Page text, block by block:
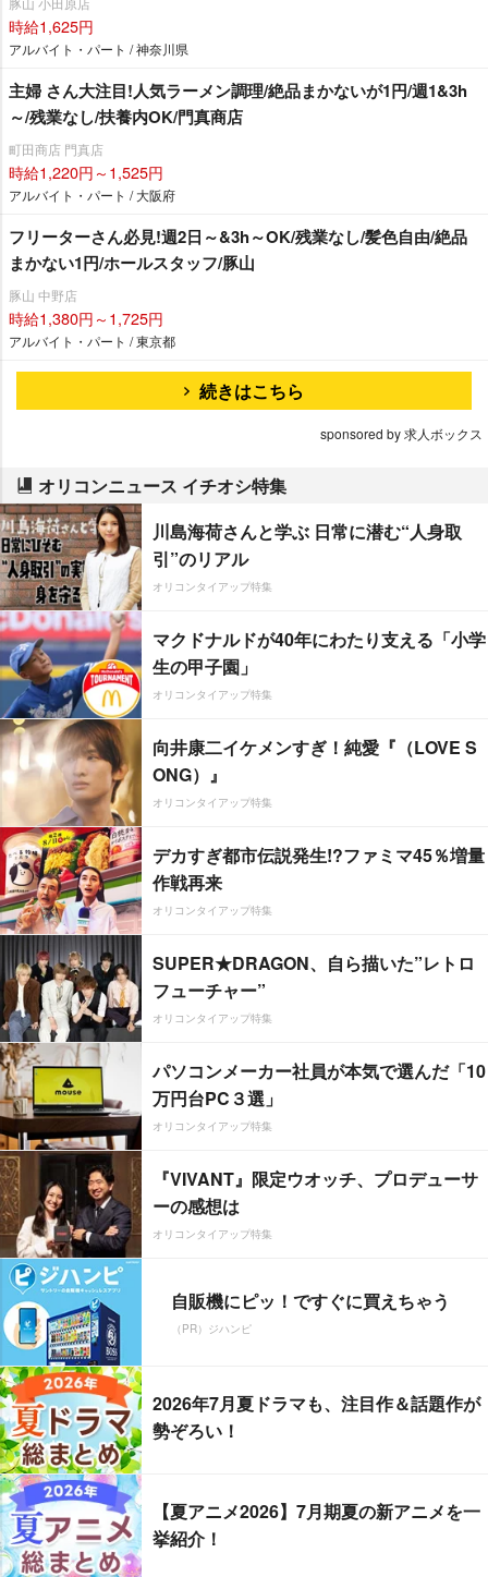
時給1,625円
アルバイト・パート / 神奈川県
主婦 さん大注目!人気ラーメン調理/絶品まかないが1円/週1&3h
～/残業なし/扶養内OK/門真商店
町田商店 門真店
時給1,220円～1,525円
アルバイト・パート / 大阪府
フリーターさん必見!週2日～&3h～OK/残業なし/髪色自由/絶品
まかない1円/ホールスタッフ/豚山
豚山 中野店
時給1,380円～1,725円
アルバイト・パート / 東京都
続きはこちら
sponsored by 求人ボックス
オリコンニュース イチオシ特集
川島海荷さんと学ぶ 日常に潜む“人身取
引”のリアル
オリコンタイアップ特集
マクドナルドが40年にわたり支える「小学
生の甲子園」
オリコンタイアップ特集
向井康二イケメンすぎ！純愛『（LOVE S
ONG）』
オリコンタイアップ特集
デカすぎ都市伝説発生!?ファミマ45％増量
作戦再来
オリコンタイアップ特集
SUPER★DRAGON、自ら描いた”レトロ
フューチャー”
オリコンタイアップ特集
パソコンメーカー社員が本気で選んだ「10
万円台PC３選」
オリコンタイアップ特集
『VIVANT』限定ウオッチ、プロデューサ
ーの感想は
オリコンタイアップ特集
自販機にピッ！ですぐに買えちゃう
（PR）ジハンピ
2026年7月夏ドラマも、注目作＆話題作が
勢ぞろい！
【夏アニメ2026】7月期夏の新アニメを一
挙紹介！